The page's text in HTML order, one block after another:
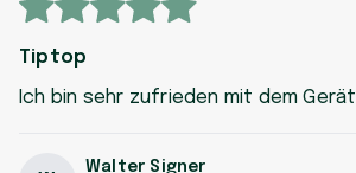
Tiptop
Ich bin sehr zufrieden mit dem Gerät
Walter Signer